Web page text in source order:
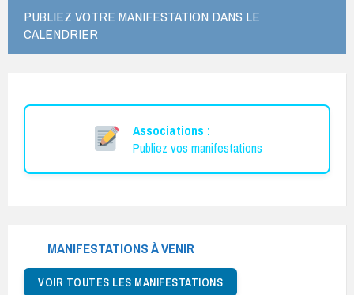
PUBLIEZ VOTRE MANIFESTATION DANS LE
CALENDRIER
Associations :
Publiez vos manifestations
MANIFESTATIONS À VENIR
VOIR TOUTES LES MANIFESTATIONS